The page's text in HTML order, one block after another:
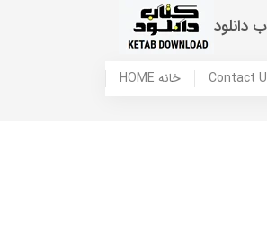
دانلود
HOME خانه